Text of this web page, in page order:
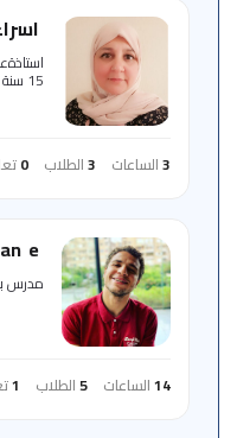
15 سنة
3الساعات 3الطلاب 0
e
مدرس
14الساعات 5الطلاب 1